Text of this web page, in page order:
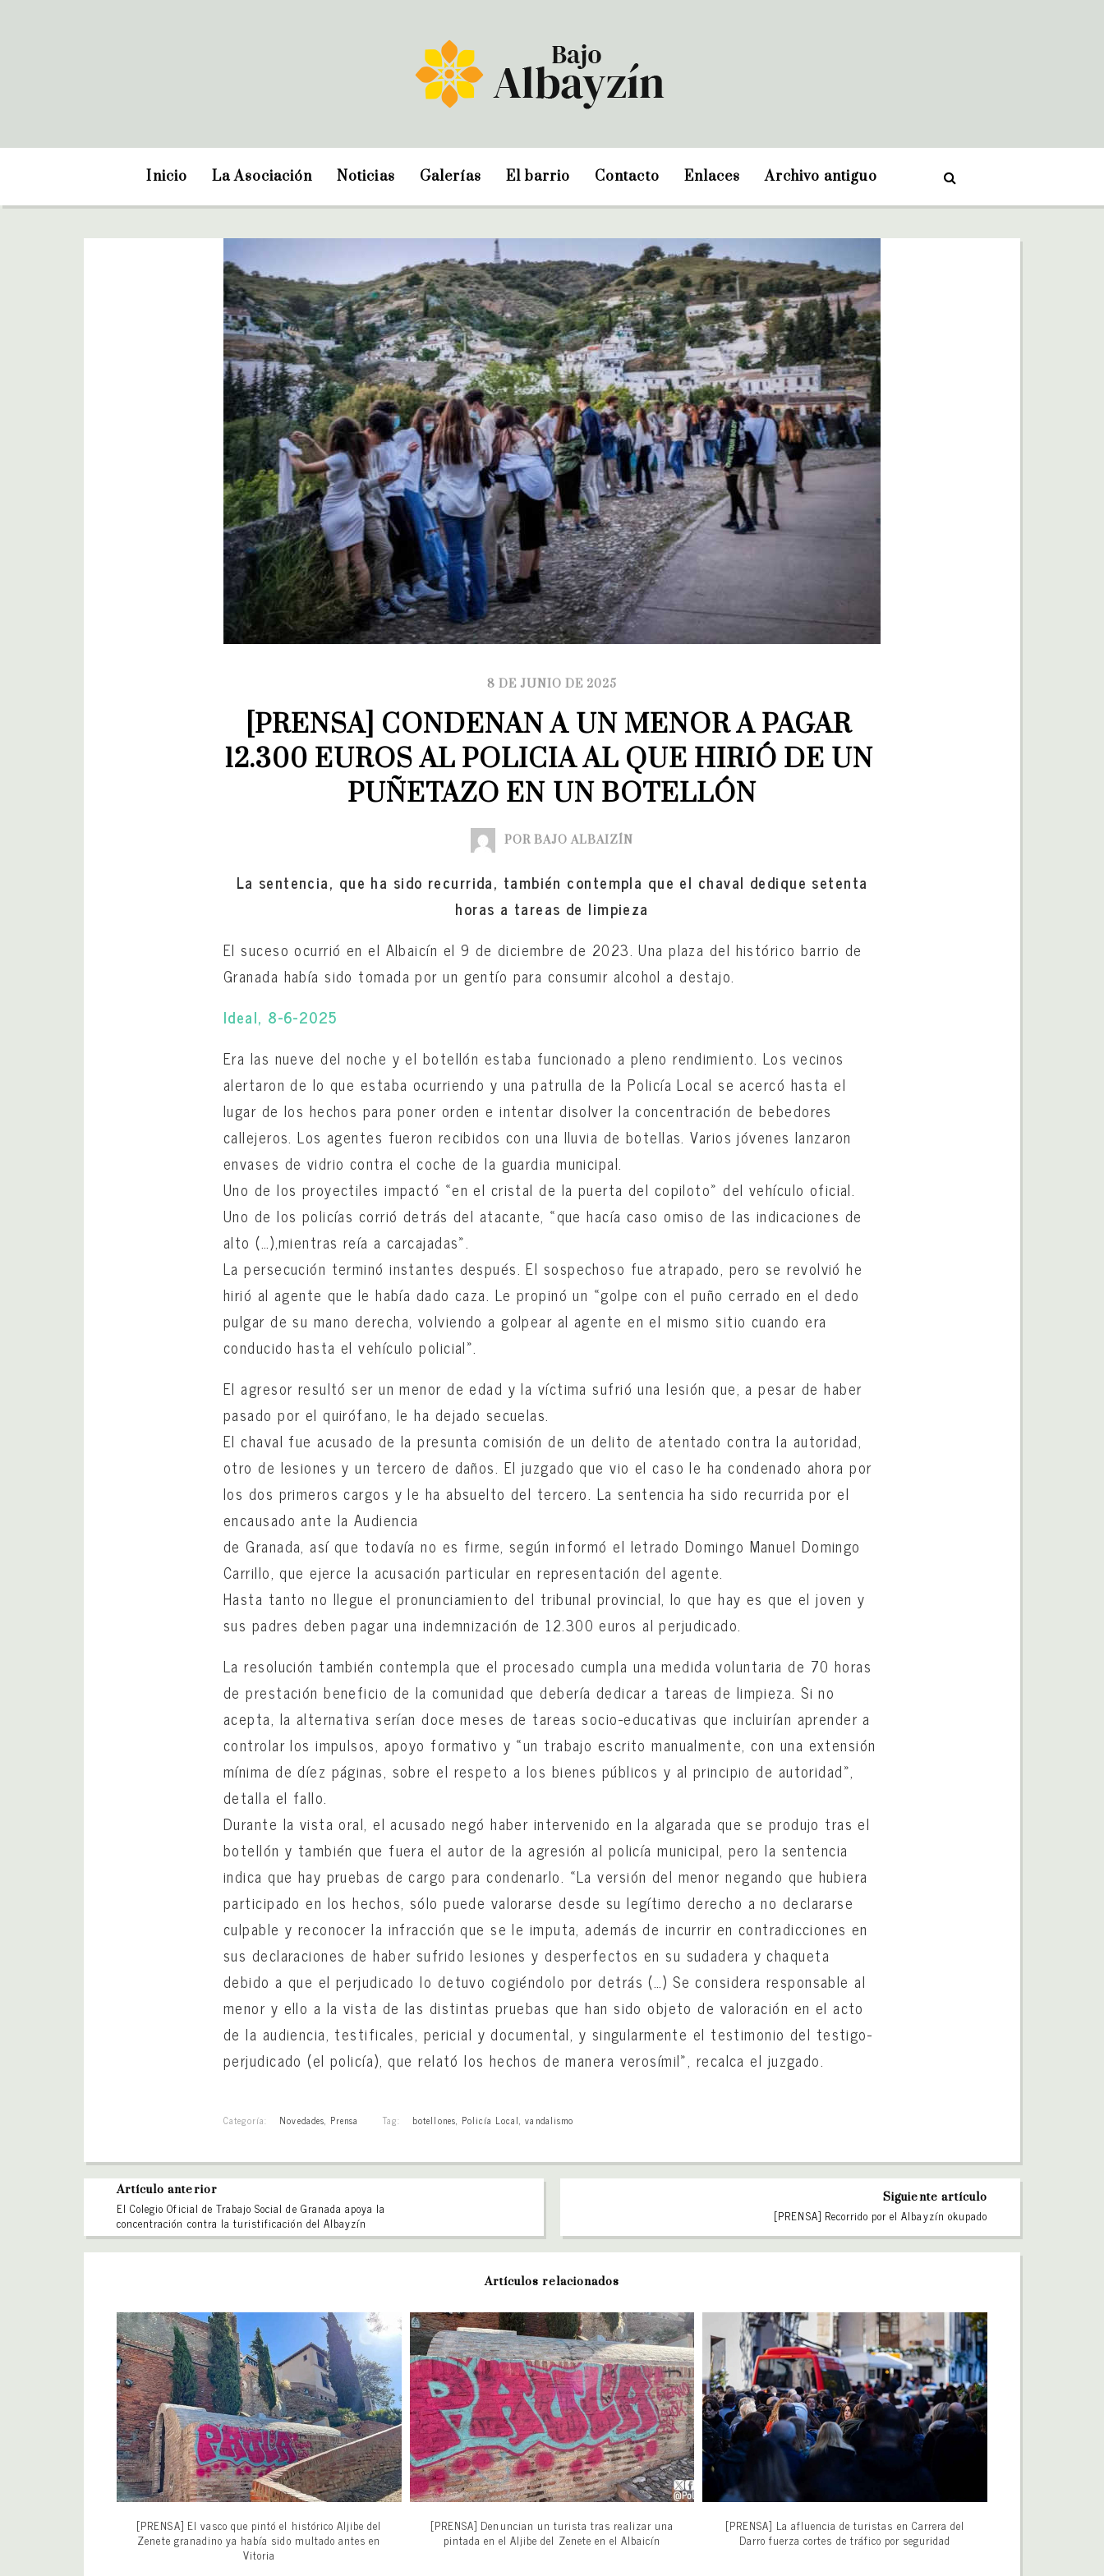
Inicio La Asociación Noticias Galerías El barrio Contacto Enlaces Archivo antiguo
8 DE JUNIO DE 2025
[PRENSA] CONDENAN A UN MENOR A PAGAR
12.300 EUROS AL POLICIA AL QUE HIRIÓ DE UN
PUÑETAZO EN UN BOTELLÓN
POR BAJO ALBAIZÍN
La sentencia, que ha sido recurrida, también contempla que el chaval dedique setenta
horas a tareas de limpieza
El suceso ocurrió en el Albaicín el 9 de diciembre de 2023. Una plaza del histórico barrio de
Granada había sido tomada por un gentío para consumir alcohol a destajo.
Ideal, 8-6-2025
Era las nueve del noche y el botellón estaba funcionado a pleno rendimiento. Los vecinos
alertaron de lo que estaba ocurriendo y una patrulla de la Policía Local se acercó hasta el
lugar de los hechos para poner orden e intentar disolver la concentración de bebedores
callejeros. Los agentes fueron recibidos con una lluvia de botellas. Varios jóvenes lanzaron
envases de vidrio contra el coche de la guardia municipal.
Uno de los proyectiles impactó «en el cristal de la puerta del copiloto» del vehículo oficial.
Uno de los policías corrió detrás del atacante, «que hacía caso omiso de las indicaciones de
alto (…),mientras reía a carcajadas».
La persecución terminó instantes después. El sospechoso fue atrapado, pero se revolvió he
hirió al agente que le había dado caza. Le propinó un «golpe con el puño cerrado en el dedo
pulgar de su mano derecha, volviendo a golpear al agente en el mismo sitio cuando era
conducido hasta el vehículo policial».
El agresor resultó ser un menor de edad y la víctima sufrió una lesión que, a pesar de haber
pasado por el quirófano, le ha dejado secuelas.
El chaval fue acusado de la presunta comisión de un delito de atentado contra la autoridad,
otro de lesiones y un tercero de daños. El juzgado que vio el caso le ha condenado ahora por
los dos primeros cargos y le ha absuelto del tercero. La sentencia ha sido recurrida por el
encausado ante la Audiencia
de Granada, así que todavía no es firme, según informó el letrado Domingo Manuel Domingo
Carrillo, que ejerce la acusación particular en representación del agente.
Hasta tanto no llegue el pronunciamiento del tribunal provincial, lo que hay es que el joven y
sus padres deben pagar una indemnización de 12.300 euros al perjudicado.
La resolución también contempla que el procesado cumpla una medida voluntaria de 70 horas
de prestación beneficio de la comunidad que debería dedicar a tareas de limpieza. Si no
acepta, la alternativa serían doce meses de tareas socio-educativas que incluirían aprender a
controlar los impulsos, apoyo formativo y «un trabajo escrito manualmente, con una extensión
mínima de díez páginas, sobre el respeto a los bienes públicos y al principio de autoridad»,
detalla el fallo.
Durante la vista oral, el acusado negó haber intervenido en la algarada que se produjo tras el
botellón y también que fuera el autor de la agresión al policía municipal, pero la sentencia
indica que hay pruebas de cargo para condenarlo. «La versión del menor negando que hubiera
participado en los hechos, sólo puede valorarse desde su legítimo derecho a no declararse
culpable y reconocer la infracción que se le imputa, además de incurrir en contradicciones en
sus declaraciones de haber sufrido lesiones y desperfectos en su sudadera y chaqueta
debido a que el perjudicado lo detuvo cogiéndolo por detrás (…) Se considera responsable al
menor y ello a la vista de las distintas pruebas que han sido objeto de valoración en el acto
de la audiencia, testificales, pericial y documental, y singularmente el testimonio del testigo-
perjudicado (el policía), que relató los hechos de manera verosímil», recalca el juzgado.
Categoría: Novedades, Prensa Tag: botellones, Policía Local,vandalismo
Artículo anterior
El Colegio Oficial de Trabajo Social de Granada apoya la
concentración contra la turistificación del Albayzín
Siguiente artículo
[PRENSA] Recorrido por el Albayzín okupado
Artículos relacionados
[PRENSA] El vasco que pintó el histórico Aljibe del
Zenete granadino ya había sido multado antes en
Vitoria
[PRENSA] Denuncian un turista tras realizar una
pintada en el Aljibe del Zenete en el Albaicín
[PRENSA] La afluencia de turistas en Carrera del
Darro fuerza cortes de tráfico por seguridad